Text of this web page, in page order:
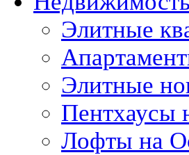
Элитные
Элитные
Пентхаусы
Лофты на